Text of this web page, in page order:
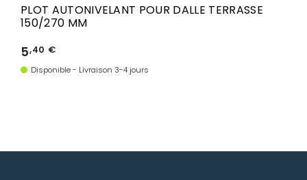
PLOT AUTONIVELANT POUR DALLE TERRASSE
150/270 MM
5,40 €
Disponible - Livraison 3-4 jours